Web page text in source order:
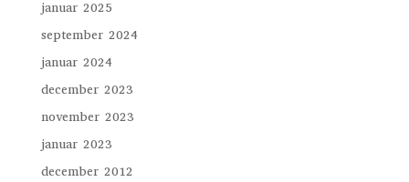
januar 2025
september 2024
januar 2024
december 2023
november 2023
januar 2023
december 2012